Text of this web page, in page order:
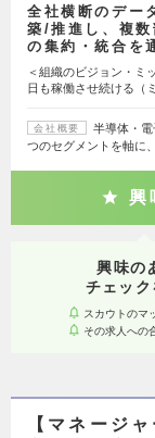
全社横断のデー
築/推進し、複
の集約・統合を
＜組織のビジョン・ミ
日も稼働させ続ける（
会社概要
半導体・
つのセグメントを軸に
興
興味の
チェッ
スカウトのマ
その求人への
【マネージ